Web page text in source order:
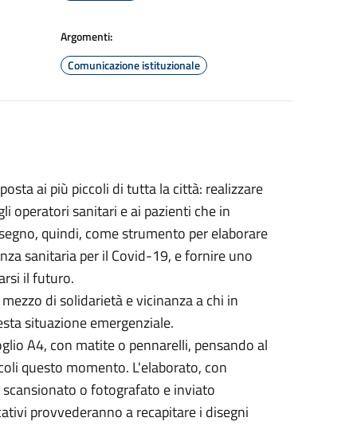
Argomenti:
Comunicazione istituzionale
ai più piccoli di tutta la città: realizzare
operatori sanitari e ai pazienti che in
quindi, come strumento per elaborare
sanitaria per il Covid-19, e fornire uno
il futuro.
di solidarietà e vicinanza a chi in
situazione emergenziale.
A4, con matite o pennarelli, pensando al
questo momento. L'elaborato, con
o fotografato e inviato
provvederanno a recapitare i disegni